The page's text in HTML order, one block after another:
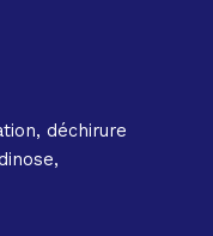
déchirure